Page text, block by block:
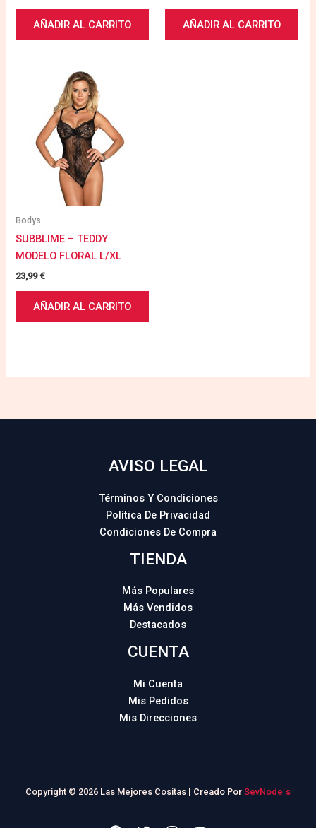
AÑADIR AL CARRITO AÑADIR AL CARRITO
Bodys
SUBBLIME – TEDDY
MODELO FLORAL L/XL
23,99€
AÑADIR AL CARRITO
AVISO LEGAL
Términos Y Condiciones
Política De Privacidad
Condiciones De Compra
TIENDA
Más Populares
Más Vendidos
Destacados
CUENTA
Mi Cuenta
Mis Pedidos
Mis Direcciones
Copyright © 2026 Las Mejores Cositas | Creado Por SevNode´s